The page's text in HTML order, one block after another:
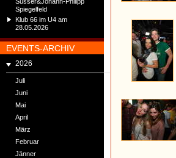
Spiegelfeld
Klub 66 im U4 am
28.05.2026
EVENTS-ARCHIV
2026
Juli
Juni
Mai
April
März
Februar
Jänner